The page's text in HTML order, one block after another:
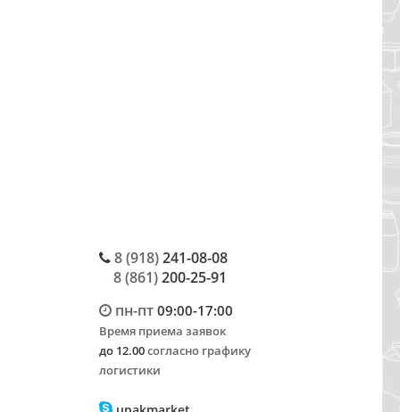
8 (918)241-08-08
8 (861)200-25-91
пн-пт09:00-17:00
Время приема заявок
до 12.00согласно графику
логистики